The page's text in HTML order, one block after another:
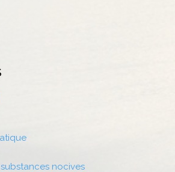
nocives